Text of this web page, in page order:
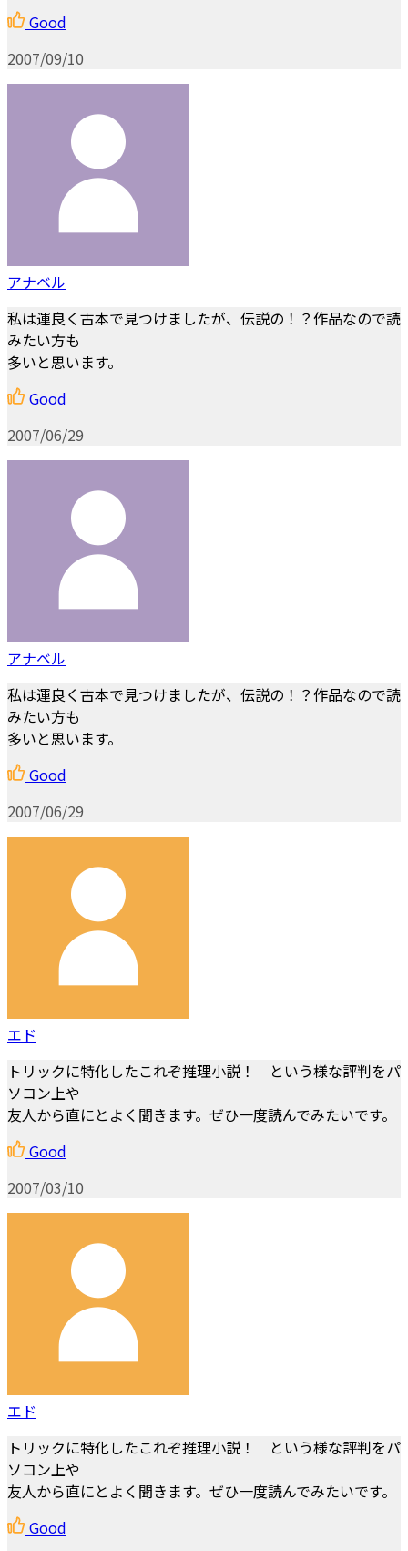
Good
2007/09/10
アナベル
私は運良く古本で見つけましたが、伝説の！？作品なので読
みたい方も
多いと思います。
Good
2007/06/29
アナベル
私は運良く古本で見つけましたが、伝説の！？作品なので読
みたい方も
多いと思います。
Good
2007/06/29
エド
トリックに特化したこれぞ推理小説！ という様な評判をパ
ソコン上や
友人から直にとよく聞きます。ぜひ一度読んでみたいです。
Good
2007/03/10
エド
トリックに特化したこれぞ推理小説！ という様な評判をパ
ソコン上や
友人から直にとよく聞きます。ぜひ一度読んでみたいです。
Good